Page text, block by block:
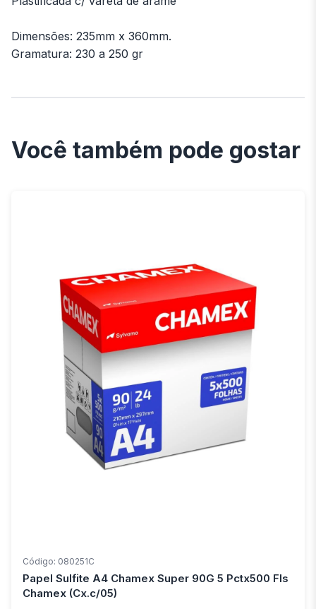
Dimensões: 235mm x 360mm.
Gramatura: 230 a 250 gr
Você também pode gostar
Código: 080251C
Papel Sulfite A4 Chamex Super 90G 5 Pctx500 Fls
Chamex (Cx.c/05)